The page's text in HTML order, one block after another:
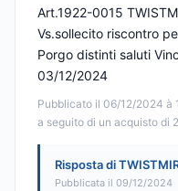
Pubblicato il 06/12/2024 à
a seguito di un acquisto di
Art.1922-0015
Vs.sollecito riscontro
Porgo distinti saluti
03/12/2024
Risposta di
Pubblicata il 09/12/2024